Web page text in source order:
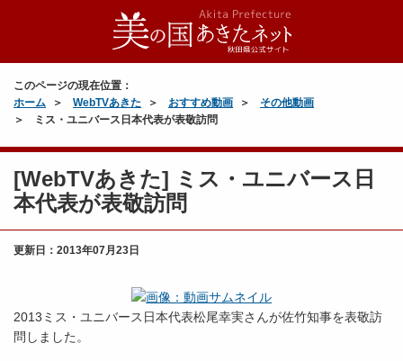
このページの現在位置：
ホーム
WebTVあきた おすすめ動画
その他動画
ミス・ユニバース日本代表が表敬訪問
[WebTVあきた] ミス・ユニバース日
本代表が表敬訪問
更新日： 2013年07月23日
2013ミス・ユニバース日本代表松尾幸実さんが佐竹知事を表敬訪
問しました。